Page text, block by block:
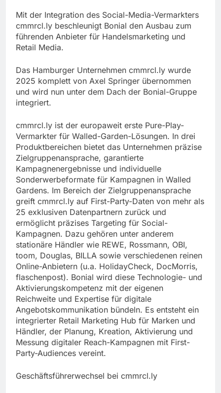
Mit der Integration des Social-Media-Vermarkters
cmmrcl.ly beschleunigt Bonial den Ausbau zum
führenden Anbieter für Handelsmarketing und
Retail Media.
Das Hamburger Unternehmen cmmrcl.ly wurde
2025 komplett von Axel Springer übernommen
und wird nun unter dem Dach der Bonial-Gruppe
integriert.
cmmrcl.ly ist der europaweit erste Pure-Play-
Vermarkter für Walled-Garden-Lösungen. In drei
Produktbereichen bietet das Unternehmen präzise
Zielgruppenansprache, garantierte
Kampagnenergebnisse und individuelle
Sonderwerbeformate für Kampagnen in Walled
Gardens. Im Bereich der Zielgruppenansprache
greift cmmrcl.ly auf First-Party-Daten von mehr als
25 exklusiven Datenpartnern zurück und
ermöglicht präzises Targeting für Social-
Kampagnen. Dazu gehören unter anderem
stationäre Händler wie REWE, Rossmann, OBI,
toom, Douglas, BILLA sowie verschiedenen reinen
Online-Anbietern (u.a. HolidayCheck, DocMorris,
flaschenpost). Bonial wird diese Technologie- und
Aktivierungskompetenz mit der eigenen
Reichweite und Expertise für digitale
Angebotskommunikation bündeln. Es entsteht ein
integrierter Retail Marketing Hub für Marken und
Händler, der Planung, Kreation, Aktivierung und
Messung digitaler Reach-Kampagnen mit First-
Party-Audiences vereint.
Geschäftsführerwechsel bei cmmrcl.ly